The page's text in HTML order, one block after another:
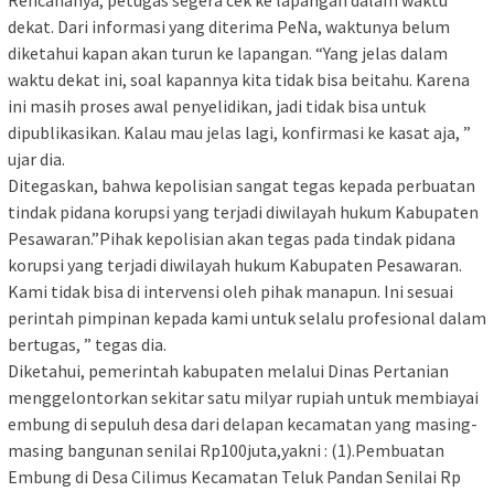
dekat. Dari informasi yang diterima PeNa, waktunya belum
diketahui kapan akan turun ke lapangan. “Yang jelas dalam
waktu dekat ini, soal kapannya kita tidak bisa beitahu. Karena
ini masih proses awal penyelidikan, jadi tidak bisa untuk
dipublikasikan. Kalau mau jelas lagi, konfirmasi ke kasat aja, ”
ujar dia.
Ditegaskan, bahwa kepolisian sangat tegas kepada perbuatan
tindak pidana korupsi yang terjadi diwilayah hukum Kabupaten
Pesawaran.”Pihak kepolisian akan tegas pada tindak pidana
korupsi yang terjadi diwilayah hukum Kabupaten Pesawaran.
Kami tidak bisa di intervensi oleh pihak manapun. Ini sesuai
perintah pimpinan kepada kami untuk selalu profesional dalam
bertugas, ” tegas dia.
Diketahui, pemerintah kabupaten melalui Dinas Pertanian
menggelontorkan sekitar satu milyar rupiah untuk membiayai
embung di sepuluh desa dari delapan kecamatan yang masing-
masing bangunan senilai Rp100juta,yakni : (1).Pembuatan
Embung di Desa Cilimus Kecamatan Teluk Pandan Senilai Rp